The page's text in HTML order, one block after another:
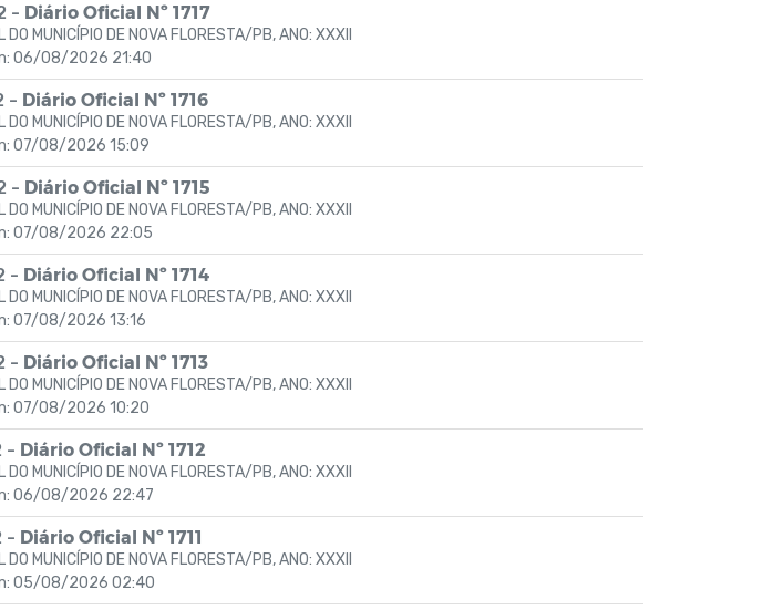
- Diário Oficial Nº 1717
DO MUNICÍPIO DE NOVA FLORESTA/PB, ANO: XXXII
06/08/2026 21:40
- Diário Oficial Nº 1716
DO MUNICÍPIO DE NOVA FLORESTA/PB, ANO: XXXII
07/08/2026 15:09
- Diário Oficial Nº 1715
DO MUNICÍPIO DE NOVA FLORESTA/PB, ANO: XXXII
07/08/2026 22:05
- Diário Oficial Nº 1714
DO MUNICÍPIO DE NOVA FLORESTA/PB, ANO: XXXII
07/08/2026 13:16
- Diário Oficial Nº 1713
DO MUNICÍPIO DE NOVA FLORESTA/PB, ANO: XXXII
07/08/2026 10:20
- Diário Oficial Nº 1712
DO MUNICÍPIO DE NOVA FLORESTA/PB, ANO: XXXII
06/08/2026 22:47
- Diário Oficial Nº 1711
DO MUNICÍPIO DE NOVA FLORESTA/PB, ANO: XXXII
05/08/2026 02:40